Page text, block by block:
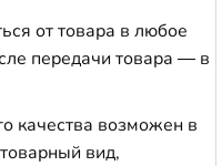
от товара в любое
передачи товара — в
качества возможен в
вид,